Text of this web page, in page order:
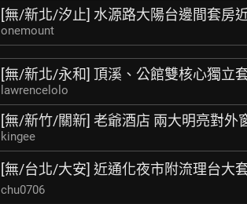
[無/新北/汐止] 水源路大陽台邊間套房
onemount
[無/新北/永和] 頂溪、公館雙核心獨立
lawrencelolo
[無/新竹/關新] 老爺酒店 兩大明亮對外
kingee
[無/台北/大安] 近通化夜市附流理台大
chu0706